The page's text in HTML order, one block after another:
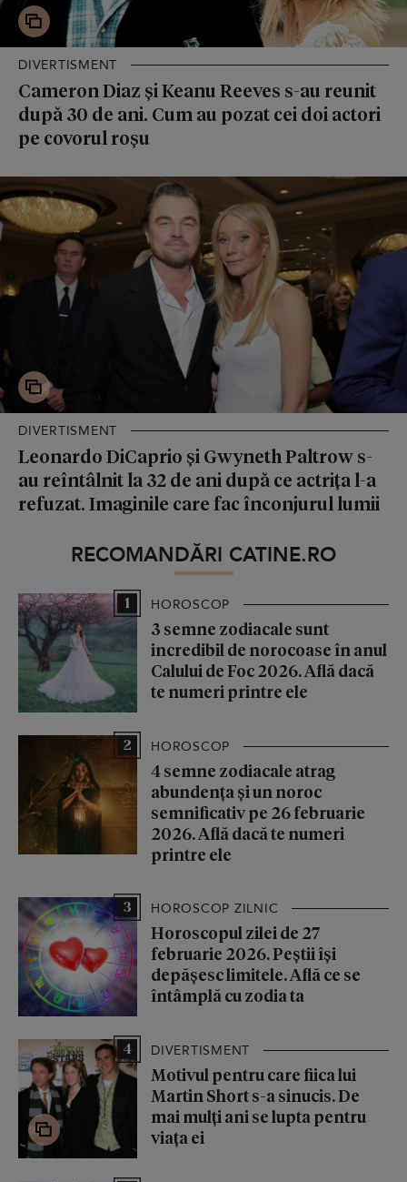
DIVERTISMENT
Cameron Diaz și Keanu Reeves s-au reunit
după 30 de ani. Cum au pozat cei doi actori
pe covorul roșu
DIVERTISMENT
Leonardo DiCaprio și Gwyneth Paltrow s-
au reîntâlnit la 32 de ani după ce actrița l-a
refuzat. Imaginile care fac înconjurul lumii
RECOMANDĂRI CATINE.RO
1 HOROSCOP
3 semne zodiacale sunt
incredibil de norocoase în anul
Calului de Foc 2026. Află dacă
te numeri printre ele
2 HOROSCOP
4 semne zodiacale atrag
abundența și un noroc
semnificativ pe 26 februarie
2026. Află dacă te numeri
printre ele
3 HOROSCOP ZILNIC
Horoscopul zilei de 27
februarie 2026. Peștii își
depășesc limitele. Află ce se
întâmplă cu zodia ta
4 DIVERTISMENT
Motivul pentru care fiica lui
Martin Short s-a sinucis. De
mai mulți ani se lupta pentru
viața ei